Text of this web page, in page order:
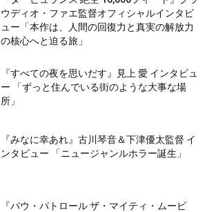
ウディオ・ファエ監督オフィシャルインタビ
ュー「本作は、人間の回復力と真実の解放力
の核心へと迫る旅」
『すべての夜を思いだす』見上 愛 インタビュ
ー 「ずっと住んでいる街のような大事な場
所」
『みなに幸あれ』古川琴音＆下津優太監督 イ
ンタビュー 「ニュージャンルホラー誕生」
『パウ・パトロール ザ・マイティ・ムービ